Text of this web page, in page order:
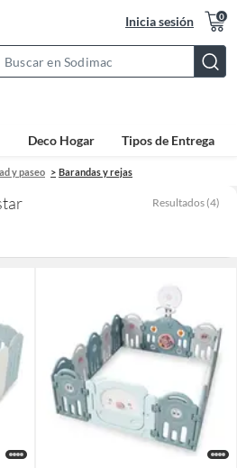
Inicia sesión 0
Bar
Deco Hogar Tipos de Entrega
y paseo Barandas y rejas
Resultados (4)